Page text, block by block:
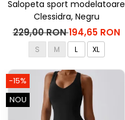
Salopeta sport modelatoare
Clessidra, Negru
229,00 RON194,65 RON
S M L XL
-15%
NOU